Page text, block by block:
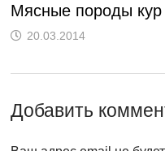
Мясные породы кур
20.03.2014
Добавить